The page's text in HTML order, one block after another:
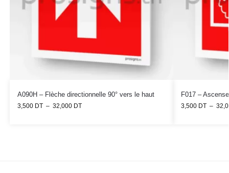
A090H – Flèche directionnelle 90° vers le haut
3,500 DT – 32,000 DT
F017 –
3,500 DT –